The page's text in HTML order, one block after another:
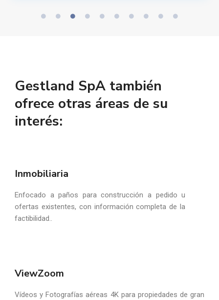
Gestland SpA también
ofrece otras áreas de su
interés:
Inmobiliaria
Enfocado a paños para construcción a pedido u
ofertas existentes, con información completa de la
factibilidad..
ViewZoom
Vídeos y Fotografías aéreas 4K para propiedades de gran